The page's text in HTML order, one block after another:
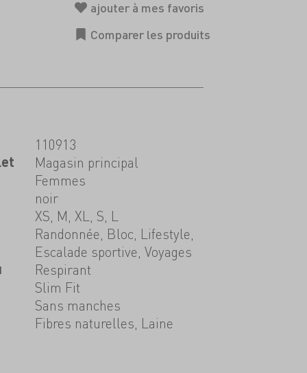
110913
Magasin principal
Femmes
noir
XS, M, XL, S, L
Randonnée, Bloc, Lifestyle,
Escalade sportive, Voyages
Respirant
Slim Fit
Sans manches
Fibres naturelles, Laine